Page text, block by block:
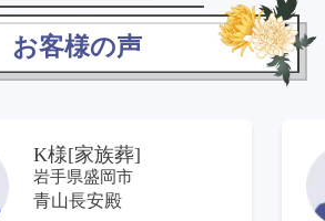
お客様の声
様[家族葬]
岩手県盛岡市
山長安殿